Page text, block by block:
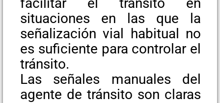
situaciones en las que la
señalización vial habitual no
es suficiente para controlar el
tránsito.
Las señales manuales del
agente de tránsito son claras